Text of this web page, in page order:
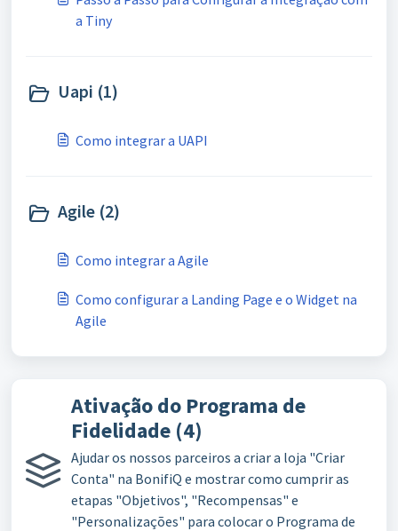
a Tiny
Uapi (1)
Como integrar a UAPI
Agile (2)
Como integrar a Agile
Como configurar a Landing Page e o Widget na
Agile
Ativação do Programa de
Fidelidade (4)
Ajudar os nossos parceiros a criar a loja "Criar
Conta" na BonifiQ e mostrar como cumprir as
etapas "Objetivos", "Recompensas" e
"Personalizações" para colocar o Programa de